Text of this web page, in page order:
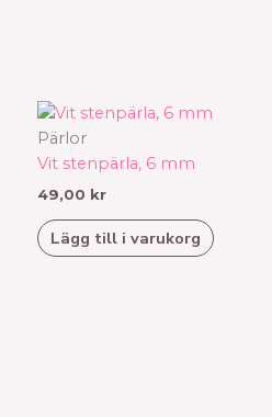
Pärlor
Vit stenpärla, 6 mm
49,00 kr
Lägg till i varukorg